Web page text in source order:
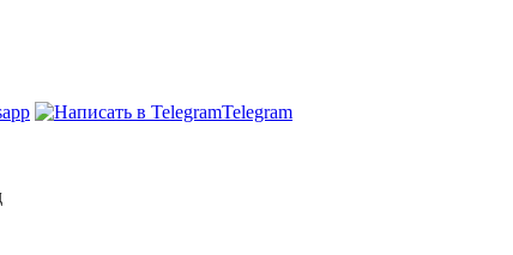
Telegram